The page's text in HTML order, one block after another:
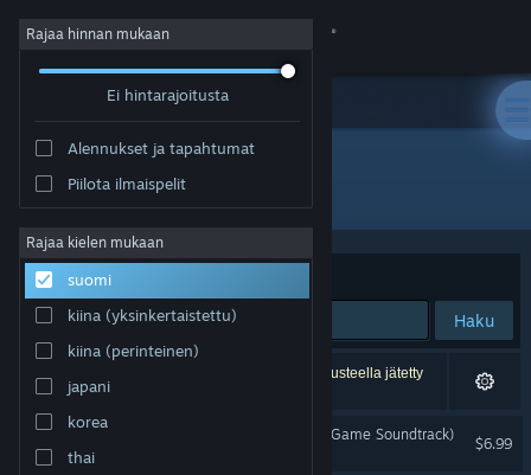
Kirjaudu sisään
Tietoa
Tuki
Vaihda kieli
Hanki Steam-mobiilisovellus
Näytä työpöytäsivusto
Rajaa hinnan mukaan
Ei hintarajoitusta
Alennukset ja tapahtumat
Piilota ilmaispelit
Rajaa kielen mukaan
suomi
kiina (yksinkertaistettu)
kiina (perinteinen)
japani
korea
thai
Kehittäjä: Vertical Reach
Järjestelyperuste
Haku
1 tulos vastaa hakuasi. 4 peliä on asetustesi perusteella jätetty
pois.
The Tartarus Key (Original Game Soundtrack)
$6.99